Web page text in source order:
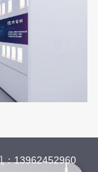
：13962452960